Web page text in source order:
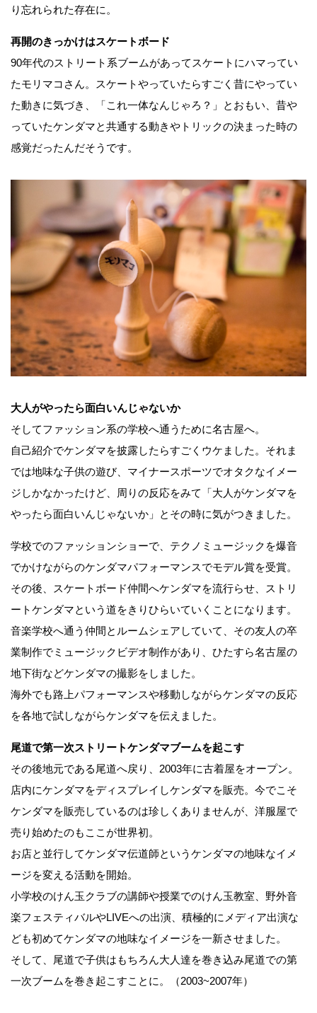
り忘れられた存在に。
再開のきっかけはスケートボード
90年代のストリート系ブームがあってスケートにハマってい
たモリマコさん。スケートやっていたらすごく昔にやってい
た動きに気づき、「これ一体なんじゃろ？」とおもい、昔や
っていたケンダマと共通する動きやトリックの決まった時の
感覚だったんだそうです。
大人がやったら面白いんじゃないか
そしてファッション系の学校へ通うために名古屋へ。
自己紹介でケンダマを披露したらすごくウケました。それま
では地味な子供の遊び、マイナースポーツでオタクなイメー
ジしかなかったけど、周りの反応をみて「大人がケンダマを
やったら面白いんじゃないか」とその時に気がつきました。
学校でのファッションショーで、テクノミュージックを爆音
でかけながらのケンダマパフォーマンスでモデル賞を受賞。
その後、スケートボード仲間へケンダマを流行らせ、ストリ
ートケンダマという道をきりひらいていくことになります。
音楽学校へ通う仲間とルームシェアしていて、その友人の卒
業制作でミュージックビデオ制作があり、ひたすら名古屋の
地下街などケンダマの撮影をしました。
海外でも路上パフォーマンスや移動しながらケンダマの反応
を各地で試しながらケンダマを伝えました。
尾道で第一次ストリートケンダマブームを起こす
その後地元である尾道へ戻り、2003年に古着屋をオープン。
店内にケンダマをディスプレイしケンダマを販売。今でこそ
ケンダマを販売しているのは珍しくありませんが、洋服屋で
売り始めたのもここが世界初。
お店と並行してケンダマ伝道師というケンダマの地味なイメ
ージを変える活動を開始。
小学校のけん玉クラブの講師や授業でのけん玉教室、野外音
楽フェスティバルやLIVEへの出演、積極的にメディア出演な
ども初めてケンダマの地味なイメージを一新させました。
そして、尾道で子供はもちろん大人達を巻き込み尾道での第
一次ブームを巻き起こすことに。（2003~2007年）